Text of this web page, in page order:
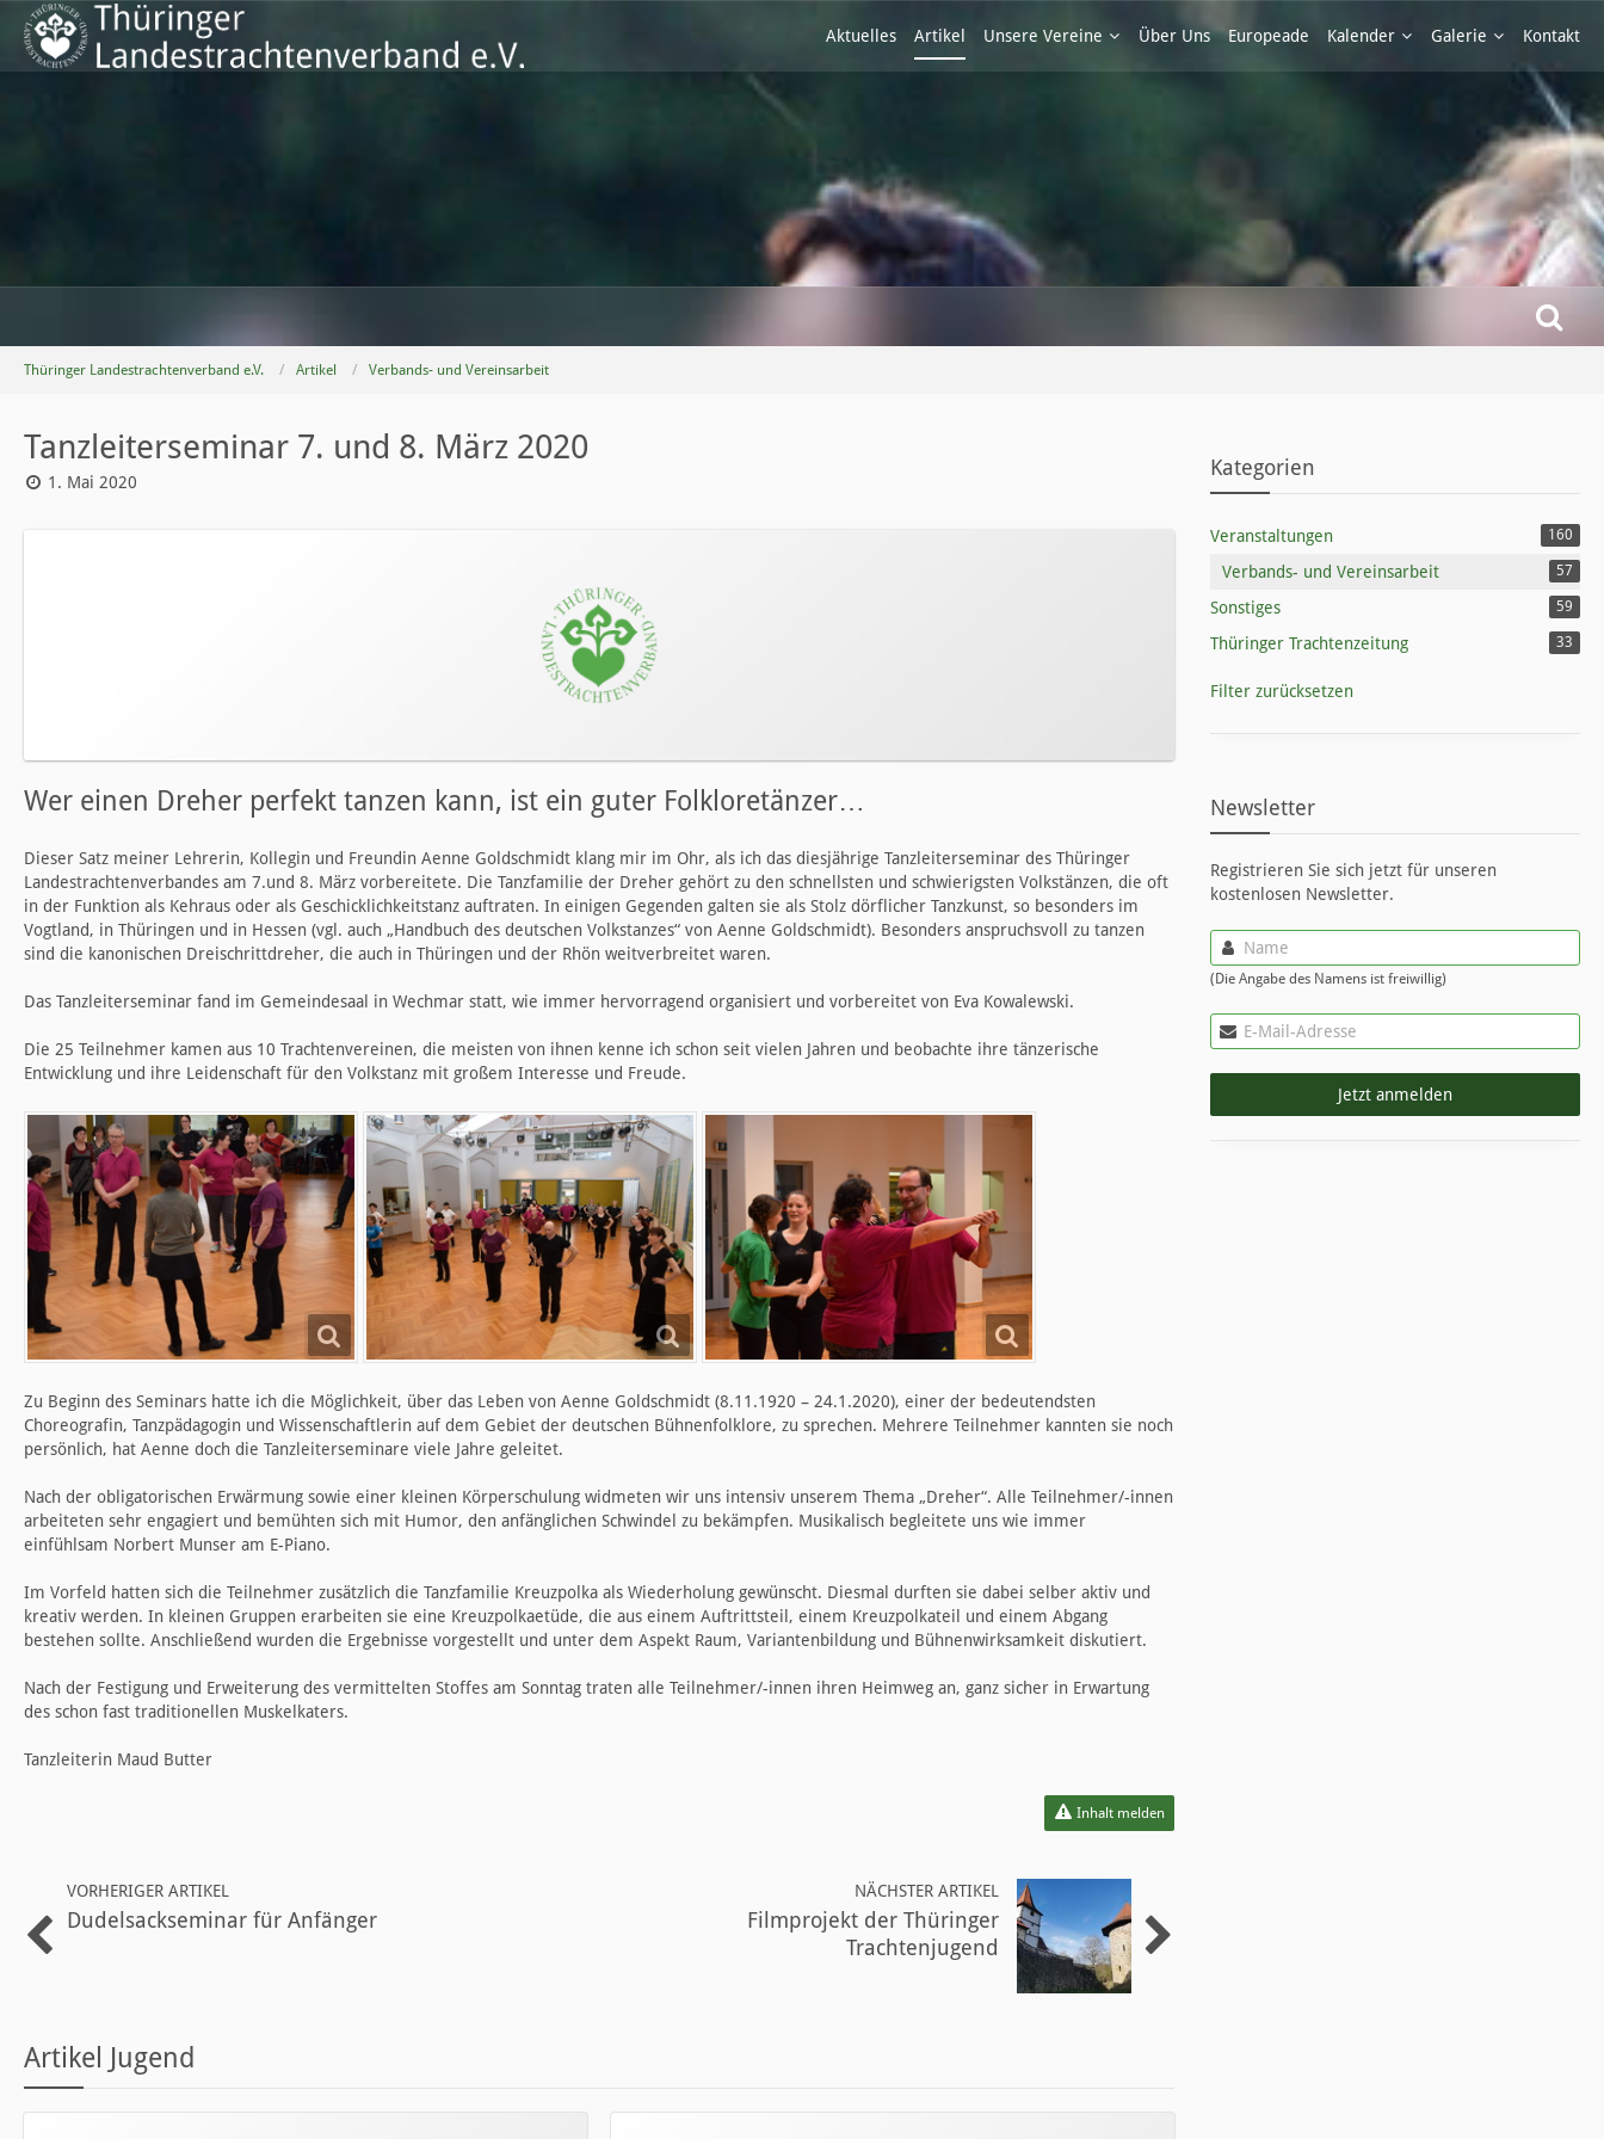
Aktuelles Artikel Unsere Vereine Über Uns Europeade Kalender Galerie Kontakt
Thüringer Landestrachtenverband e.V. Artikel Verbands- und Vereinsarbeit
Tanzleiterseminar 7. und 8. März 2020
1. Mai 2020
Wer einen Dreher perfekt tanzen kann, ist ein guter Folkloretänzer…
Dieser Satz meiner Lehrerin, Kollegin und Freundin Aenne Goldschmidt klang mir im Ohr, als ich das diesjährige Tanzleiterseminar des Thüringer
Landestrachtenverbandes am 7.und 8. März vorbereitete. Die Tanzfamilie der Dreher gehört zu den schnellsten und schwierigsten Volkstänzen, die oft
in der Funktion als Kehraus oder als Geschicklichkeitstanz auftraten. In einigen Gegenden galten sie als Stolz dörflicher Tanzkunst, so besonders im
Vogtland, in Thüringen und in Hessen (vgl. auch „Handbuch des deutschen Volkstanzes“ von Aenne Goldschmidt). Besonders anspruchsvoll zu tanzen
sind die kanonischen Dreischrittdreher, die auch in Thüringen und der Rhön weitverbreitet waren.
Das Tanzleiterseminar fand im Gemeindesaal in Wechmar statt, wie immer hervorragend organisiert und vorbereitet von Eva Kowalewski.
Die 25 Teilnehmer kamen aus 10 Trachtenvereinen, die meisten von ihnen kenne ich schon seit vielen Jahren und beobachte ihre tänzerische
Entwicklung und ihre Leidenschaft für den Volkstanz mit großem Interesse und Freude.
Zu Beginn des Seminars hatte ich die Möglichkeit, über das Leben von Aenne Goldschmidt (8.11.1920 – 24.1.2020), einer der bedeutendsten
Choreografin, Tanzpädagogin und Wissenschaftlerin auf dem Gebiet der deutschen Bühnenfolklore, zu sprechen. Mehrere Teilnehmer kannten sie noch
persönlich, hat Aenne doch die Tanzleiterseminare viele Jahre geleitet.
Nach der obligatorischen Erwärmung sowie einer kleinen Körperschulung widmeten wir uns intensiv unserem Thema „Dreher“. Alle Teilnehmer/-innen
arbeiteten sehr engagiert und bemühten sich mit Humor, den anfänglichen Schwindel zu bekämpfen. Musikalisch begleitete uns wie immer
einfühlsam Norbert Munser am E-Piano.
Im Vorfeld hatten sich die Teilnehmer zusätzlich die Tanzfamilie Kreuzpolka als Wiederholung gewünscht. Diesmal durften sie dabei selber aktiv und
kreativ werden. In kleinen Gruppen erarbeiten sie eine Kreuzpolkaetüde, die aus einem Auftrittsteil, einem Kreuzpolkateil und einem Abgang
bestehen sollte. Anschließend wurden die Ergebnisse vorgestellt und unter dem Aspekt Raum, Variantenbildung und Bühnenwirksamkeit diskutiert.
Nach der Festigung und Erweiterung des vermittelten Stoffes am Sonntag traten alle Teilnehmer/-innen ihren Heimweg an, ganz sicher in Erwartung
des schon fast traditionellen Muskelkaters.
Tanzleiterin Maud Butter
Inhalt melden
VORHERIGER ARTIKEL
Dudelsackseminar für Anfänger
NÄCHSTER ARTIKEL
Filmprojekt der Thüringer
Trachtenjugend
Artikel Jugend
Kategorien
Veranstaltungen 160
Verbands- und Vereinsarbeit 57
Sonstiges 59
Thüringer Trachtenzeitung 33
Filter zurücksetzen
Newsletter
Registrieren Sie sich jetzt für unseren
kostenlosen Newsletter.
(Die Angabe des Namens ist freiwillig)
Jetzt anmelden